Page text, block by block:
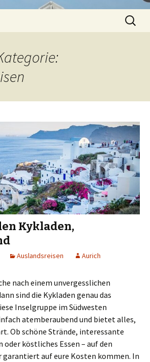
Suchen
nach:
Kykladen,
Auslandsreisen Aurich
nach einem unvergesslichen
sind die Kykladen genau das
Inselgruppe im Südwesten
atemberaubend und bietet alles,
Ob schöne Strände, interessante
oder köstliches Essen – auf den
garantiert auf eure Kosten kommen. In